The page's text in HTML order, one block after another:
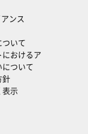
ンス
ついて
おけるア
について
針
表示